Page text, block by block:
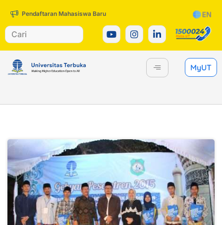
Pendaftaran Mahasiswa Baru
MyUT